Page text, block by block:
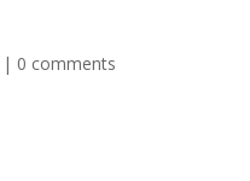
| 0 comments